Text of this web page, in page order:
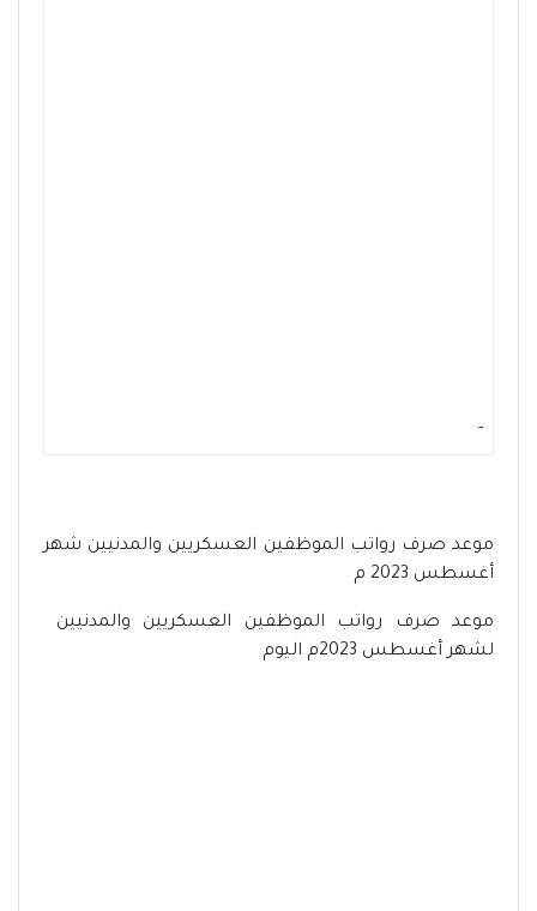
-
موعد صرف رواتب الموظفين العسكريين والمدنيين شهر
أغسطس 2023 م
موعد صرف رواتب الموظفين العسكريين والمدنيين
لشهر أغسطس 2023م اليوم